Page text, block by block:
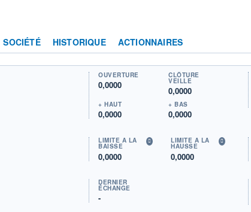
SOCIÉTÉ HISTORIQUE ACTIONNAIRES
OUVERTURE
0,0000
CLÔTURE
VEILLE
0,0000
+ HAUT
0,0000
+ BAS
0,0000
LIMITE À LA
BAISSE
0,0000
LIMITE À LA
HAUSSE
0,0000
DERNIER
ÉCHANGE
-